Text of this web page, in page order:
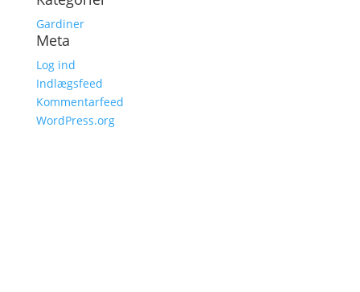
Gardiner
Meta
Log ind
Indlægsfeed
Kommentarfeed
WordPress.org